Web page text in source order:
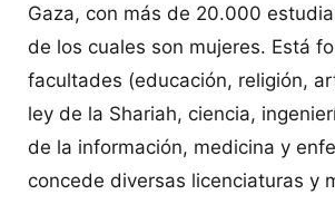
Gaza, con más de 20.000
de los cuales son mujeres. Está
facultades (educación, religión,
ley de la Shariah, ciencia,
de la información, medicina y
concede diversas licenciaturas y